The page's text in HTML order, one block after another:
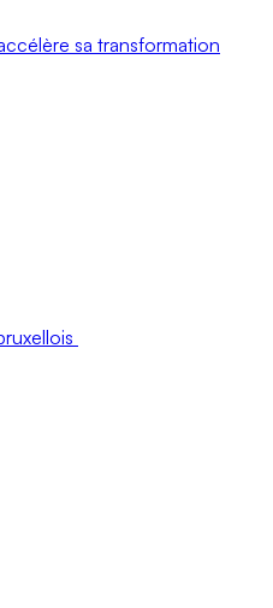
sa transformation